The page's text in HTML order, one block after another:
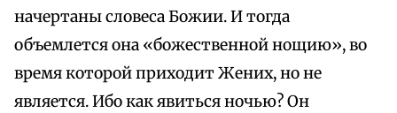
начертаны словеса Божии. И тогда
объемлется она «божественной нощию», во
время которой приходит Жених, но не
является. Ибо как явиться ночью? Он